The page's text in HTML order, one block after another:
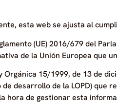
esta web se ajusta al
(UE) 2016/679 del
de la Unión Europea que
Orgánica 15/1999, de 13 de
de desarrollo de la LOPD) que
hora de gestionar esta